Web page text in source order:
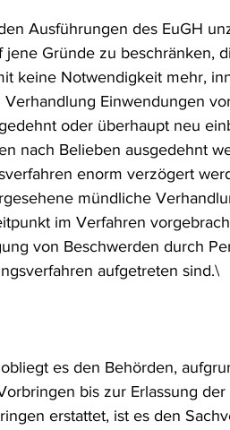
Ausführungen des EuGH
jene Gründe zu beschränken,
keine Notwendigkeit mehr,
Verhandlung Einwendungen
oder überhaupt neu
nach Belieben ausgedehnt
enorm verzögert
mündliche
im Verfahren
von Beschwerden durch
aufgetreten sind.\
es den Behörden,
bis zur Erlassung
erstattet, ist es den